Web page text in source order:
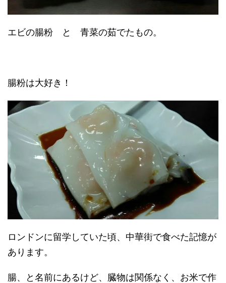
エビの腸粉 と 青菜の茹でたもの。
腸粉は大好き！
ロンドンに留学していた頃、中華街で食べた記憶が
あります。
腸、と名前にあるけど、臓物は関係なく、お米で作